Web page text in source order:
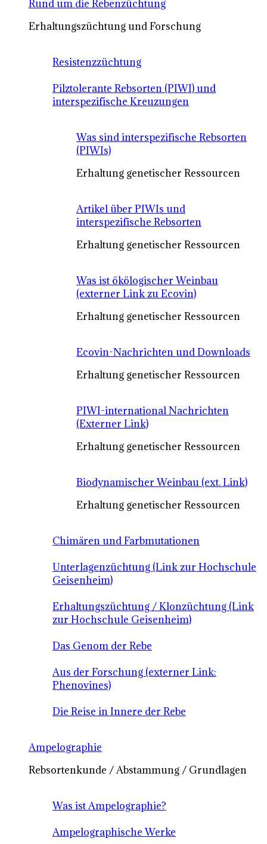
Rund um die Rebenzüchtung
Erhaltungszüchtung und Forschung
Resistenzzüchtung
Pilztolerante Rebsorten (PIWI) und
interspezifische Kreuzungen
Was sind interspezifische Rebsorten
(PIWIs)
Erhaltung genetischer Ressourcen
Artikel über PIWIs und
interspezifische Rebsorten
Erhaltung genetischer Ressourcen
Was ist ökölogischer Weinbau
(externer Link zu Ecovin)
Erhaltung genetischer Ressourcen
Ecovin-Nachrichten und Downloads
Erhaltung genetischer Ressourcen
PIWI-international Nachrichten
(Externer Link)
Erhaltung genetischer Ressourcen
Biodynamischer Weinbau (ext. Link)
Erhaltung genetischer Ressourcen
Chimären und Farbmutationen
Unterlagenzüchtung (Link zur Hochschule
Geisenheim)
Erhaltungszüchtung / Klonzüchtung (Link
zur Hochschule Geisenheim)
Das Genom der Rebe
Aus der Forschung (externer Link:
Phenovines)
Die Reise in Innere der Rebe
Ampelographie
Rebsortenkunde / Abstammung / Grundlagen
Was ist Ampelographie?
Ampelographische Werke